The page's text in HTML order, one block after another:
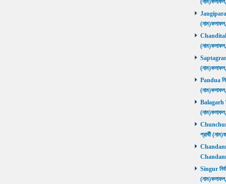
Jangipara
Chanditala
Saptagram
Pandua
Balagarh
Chunchura
প্রার্থী
Singur